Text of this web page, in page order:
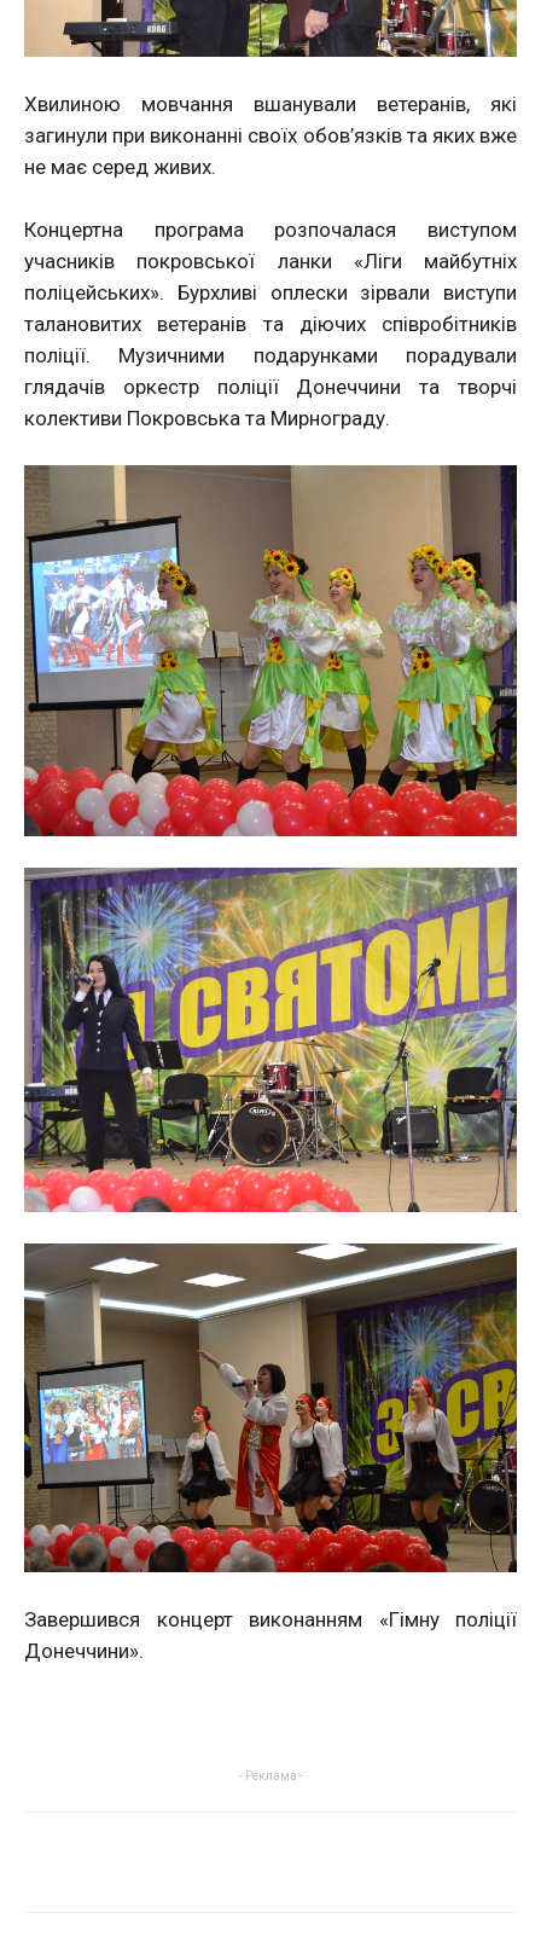
Хвилиною мовчання вшанували ветеранів, які
загинули при виконанні своїх обов’язків та яких вже
не має серед живих.
Концертна програма розпочалася виступом
учасників покровської ланки «Ліги майбутніх
поліцейських». Бурхливі оплески зірвали виступи
талановитих ветеранів та діючих співробітників
поліції. Музичними подарунками порадували
глядачів оркестр поліції Донеччини та творчі
колективи Покровська та Мирнограду.
Завершився концерт виконанням «Гімну поліції
Донеччини».
- Реклама -